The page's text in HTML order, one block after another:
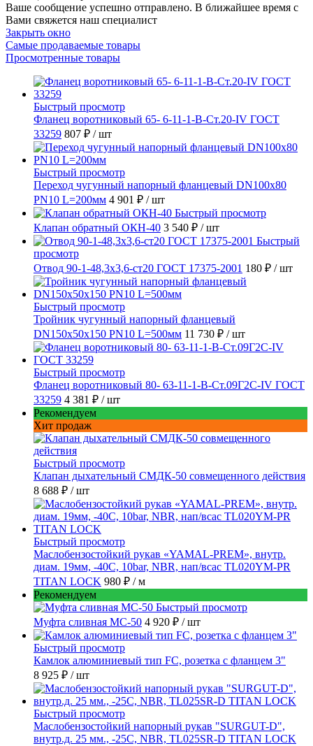
Ваше сообщение успешно отправлено. В ближайшее время с
Вами свяжется наш специалист
Закрыть окно
Самые продаваемые товары
Просмотренные товары
Быстрый просмотр
Фланец воротниковый 65- 6-11-1-B-Ст.20-IV ГОСТ
33259 807 ₽ / шт
Быстрый просмотр
Переход чугунный напорный фланцевый DN100х80
PN10 L=200мм 4 901 ₽ / шт
Быстрый просмотр
Клапан обратный ОКН-40 3 540 ₽ / шт
Быстрый
просмотр
Отвод 90-1-48,3х3,6-ст20 ГОСТ 17375-2001 180 ₽ / шт
Быстрый просмотр
Тройник чугунный напорный фланцевый
DN150х50х150 PN10 L=500мм 11 730 ₽ / шт
Быстрый просмотр
Фланец воротниковый 80- 63-11-1-B-Ст.09Г2С-IV ГОСТ
33259 4 381 ₽ / шт
Рекомендуем
Хит продаж
Быстрый просмотр
Клапан дыхательный СМДК-50 совмещенного действия
8 688 ₽ / шт
Быстрый просмотр
Маслобензостойкий рукав «YAMAL-PREM», внутр.
диам. 19мм, -40C, 10bar, NBR, нап/всас TL020YM-PR
TITAN LOCK 980 ₽ / м
Рекомендуем
Быстрый просмотр
Муфта сливная МС-50 4 920 ₽ / шт
Быстрый просмотр
Камлок алюминиевый тип FC, розетка с фланцем 3"
8 925 ₽ / шт
Быстрый просмотр
Маслобензостойкий напорный рукав "SURGUT-D",
внутр.д. 25 мм., -25C, NBR, TL025SR-D TITAN LOCK